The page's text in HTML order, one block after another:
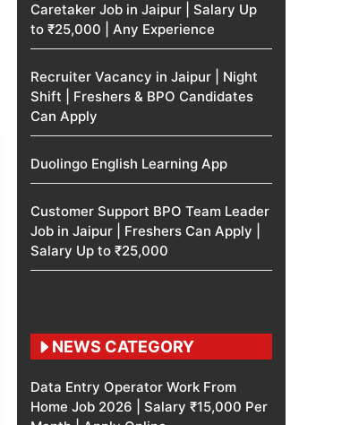
Caretaker Job in Jaipur | Salary Up
to ₹25,000 | Any Experience
Recruiter Vacancy in Jaipur | Night
Shift | Freshers & BPO Candidates
Can Apply
Duolingo English Learning App
Customer Support BPO Team Leader
Job in Jaipur | Freshers Can Apply |
Salary Up to ₹25,000
NEWS CATEGORY
Data Entry Operator Work From
Home Job 2026 | Salary ₹15,000 Per